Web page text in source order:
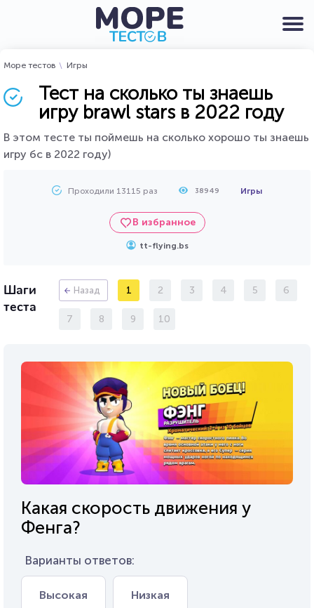
Море тестов Игры
Тест на сколько ты знаешь
игру brawl stars в 2022 году
В этом тесте ты поймешь на сколько хорошо ты знаешь
игру бс в 2022 году)
Проходили 13115 раз 38949 Игры
В избранное
tt-flying.bs
Шаги
теста
Назад 1 2 3 4 5 6
7 8 9 10
Какая скорость движения у
Фенга?
Варианты ответов:
Высокая Низкая